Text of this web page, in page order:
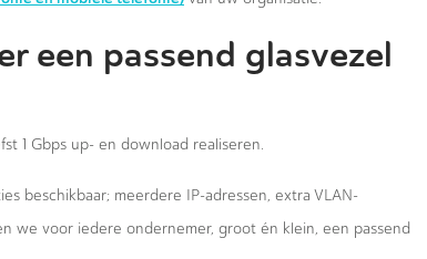
een passend glasvezel
1 Gbps up- en download realiseren.
beschikbaar; meerdere IP-adressen, extra VLAN-
we voor iedere ondernemer, groot én klein, een passend